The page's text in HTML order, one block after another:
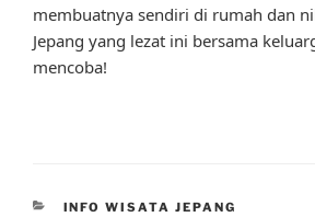
membuatnya sendiri di rumah dan
Jepang yang lezat ini bersama
mencoba!
CATEGORIES
INFO WISATA JEPANG